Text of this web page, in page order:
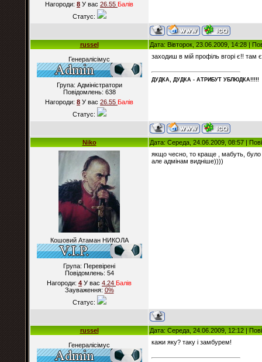
Нагороди: 8 У вас 26.55 Балiв
Статус:
russel Дата: Вівторок, 23.06.2009, 14:28 |
Генералісімус
Група: Адміністратори
Повідомлень: 638
Нагороди: 8 У вас 26.55 Балiв
Статус:
заходиш в мій профіль вгорі є!! там
ДУДКА, ДУДКА - АТРИБУT УБЛЮДКА!!!!!
Niko Дата: Середа, 24.06.2009, 08:57 |
Кошовий Атаман НИКОЛА
Група: Перевірені
Повідомлень: 54
Нагороди: 4 У вас 4.24 Балiв
Зауваження: 0%
Статус:
якщо чесно, то краще , мабуть, було
але адмінам видніше))))
russel Дата: Середа, 24.06.2009, 12:12 |
Генералісімус кажи яку? таку і замбурем!